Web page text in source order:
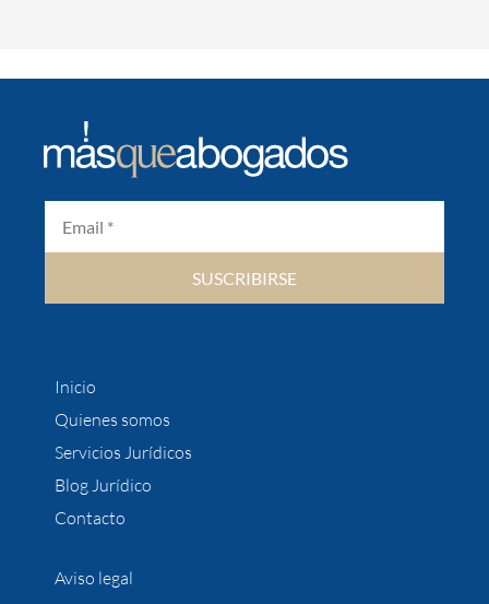
SUSCRIBIRSE
Inicio
Quienes somos
Servicios Jurídicos
Blog Jurídico
Contacto
Aviso legal